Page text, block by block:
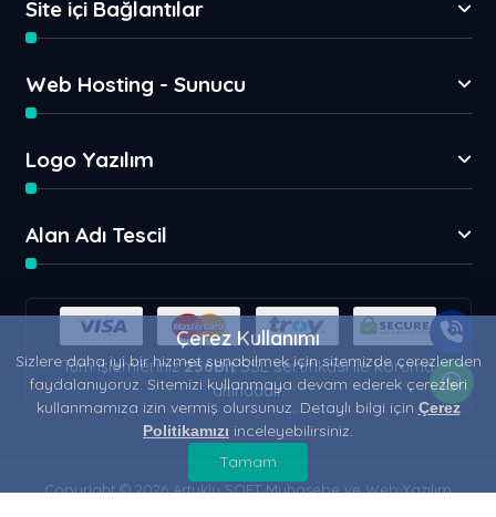
Site içi Bağlantılar
Web Hosting - Sunucu
Logo Yazılım
Alan Adı Tescil
Tüm işlemleriniz256BitSSL sertifikası ile koruma
altındadır.
Copyright © 2026 Artuklu SOFT Muhasebe ve Web Yazılım
Çerez Kullanımı
Sizlere daha iyi bir hizmet sunabilmek için sitemizde çerezlerden
faydalanıyoruz. Sitemizi kullanmaya devam ederek çerezleri
kullanmamıza izin vermiş olursunuz. Detaylı bilgi için Çerez
Politikamızı inceleyebilirsiniz.
Tamam